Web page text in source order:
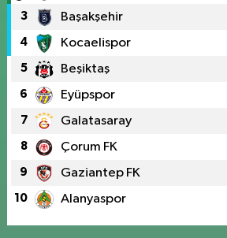
3 Başakşehir
4 Kocaelispor
5 Beşiktaş
6 Eyüpspor
7 Galatasaray
8 Çorum FK
9 Gaziantep FK
10 Alanyaspor